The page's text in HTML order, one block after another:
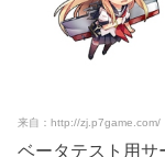
来自：http://zj.p7game.com/
ベータテスト用サ